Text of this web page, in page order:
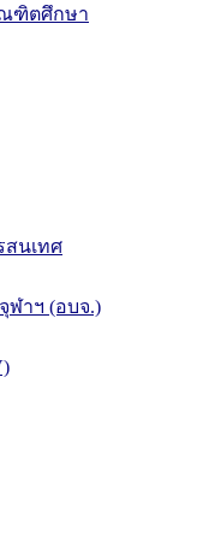
ฑิตศึกษา
สนเทศ
ฬาฯ (อบจ.)